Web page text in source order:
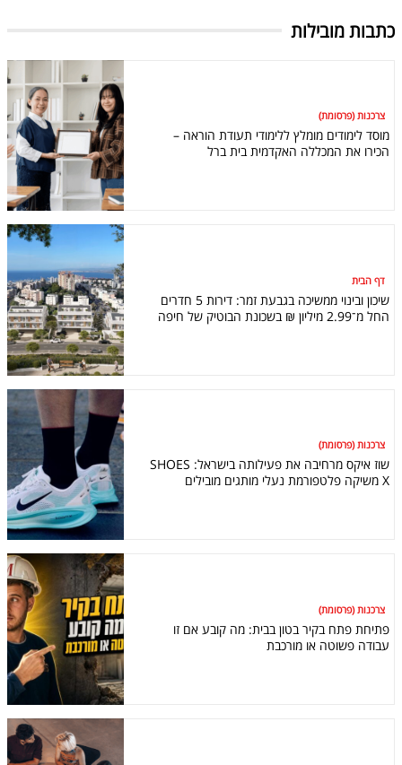
כתבות מובילות
צרכנות (פרסומת)
מוסד לימודים מומלץ ללימודי תעודת הוראה –
הכירו את המכללה האקדמית בית ברל
דף הבית
שיכון ובינוי ממשיכה בגבעת זמר: דירות 5 חדרים
החל מ־2.99 מיליון ₪ בשכונת הבוטיק של חיפה
צרכנות (פרסומת)
שוז איקס מרחיבה את פעילותה בישראל: SHOES
X משיקה פלטפורמת נעלי מותגים מובילים
צרכנות (פרסומת)
פתיחת פתח בקיר בטון בבית: מה קובע אם זו
עבודה פשוטה או מורכבת